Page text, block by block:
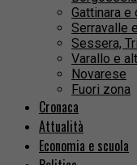
Gattinara e
Serravalle
Sessera,
Varallo e
Novarese
Fuori zona
Cronaca
Attualità
Economia e scuola